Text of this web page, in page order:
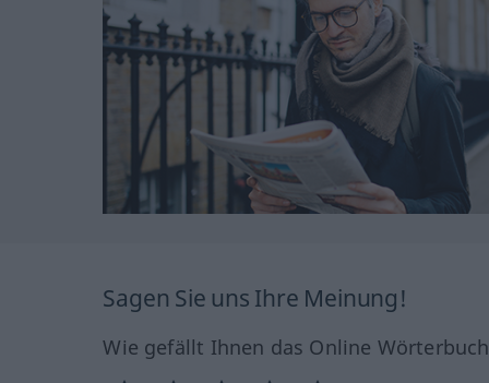
Sagen Sie uns Ihre Meinung!
Wie gefällt Ihnen das Online